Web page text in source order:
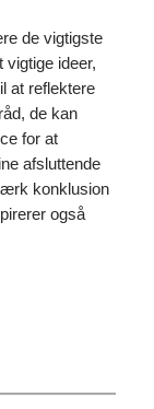
de vigtigste
ideer,
at reflektere
de kan
for at
afsluttende
konklusion
også